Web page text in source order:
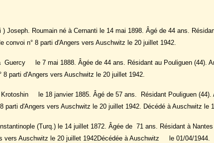
) Joseph. Roumain né à Cernanti le 14 mai 1898. Âgé de 44 ans.
convoi n° 8 parti d'Angers vers Auschwitz le 20 juillet 1942.
Guercy le 7 mai 1888. Âgée de 44 ans. Résidant au Pouliguen (44).
8 parti d'Angers vers Auschwitz le 20 juillet 1942.
le 18 janvier 1885. Âgé de 57 ans. Résidant Pouliguen (44).
parti d'Angers vers Auschwitz le 20 juillet 1942. Décédé à Auschwitz le
(Turq.) le 14 juillet 1872. Âgée de 71 ans. Résidant à
vers Auschwitz le 20 juillet 1942Décédée à Auschwitz le 01/04/1944.